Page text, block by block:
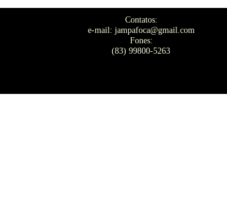
Contatos:
e-mail: jampafoca@gmail.com
Fones:
(83) 99800-5263